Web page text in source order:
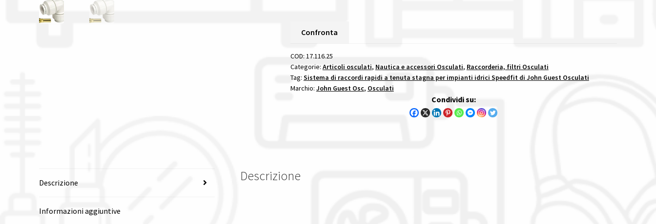
Speedfit
sistema
di
raccordi
rapidi
speedfit
Confronta
COD: 17.116.25
Categorie: Articoli osculati, Nautica e accessori Osculati, Raccorderia, filtri Osculati
Tag: Sistema di raccordi rapidi a tenuta stagna per impianti idrici Speedfit di John Guest Osculati
Marchio: John Guest Osc, Osculati
Condividi su:
Descrizione
Informazioni aggiuntive
Descrizione